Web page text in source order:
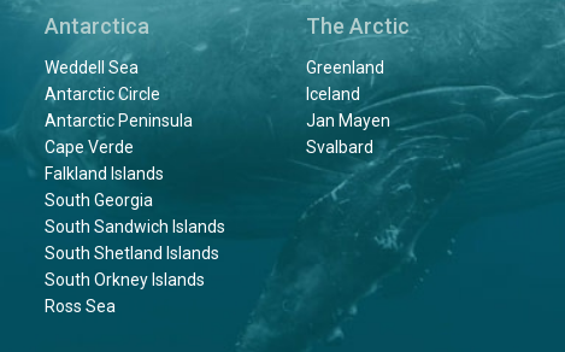
Antarctica
Weddell Sea
Antarctic Circle
Antarctic Peninsula
Cape Verde
Falkland Islands
South Georgia
South Sandwich Islands
South Shetland Islands
South Orkney Islands
Ross Sea
The Arctic
Greenland
Iceland
Jan Mayen
Svalbard